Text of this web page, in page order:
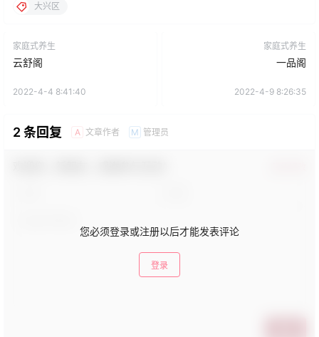
大兴区
家庭式养生
云舒阁
2022-4-4 8:41:40
家庭式养生
一品阁
2022-4-9 8:26:35
2 条回复 A 文章作者 M 管理员
您必须登录或注册以后才能发表评论
登录